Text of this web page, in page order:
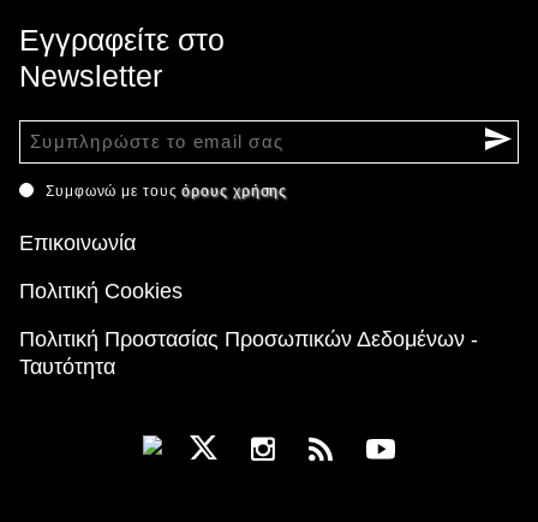
Εγγραφείτε στο
Newsletter
Συμφωνώ με τουςόρους χρήσης
Επικοινωνία
Πολιτική Cookies
Πολιτική Προστασίας Προσωπικών Δεδομένων -
Ταυτότητα